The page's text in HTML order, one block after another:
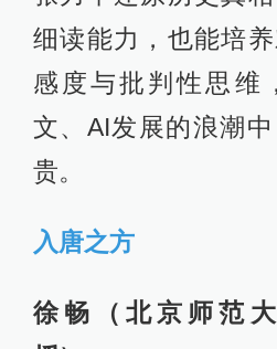
细读能力，也能培
感度与批判性思维
文、AI发展的浪潮
贵。
入唐之方
徐畅（北京师范